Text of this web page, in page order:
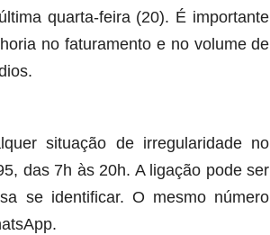
quarta-feira (20). É importante
no faturamento e no volume de
situação de irregularidade no
das 7h às 20h. A ligação pode ser
se identificar. O mesmo número